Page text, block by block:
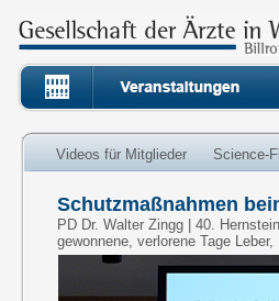
Videos für Mitglieder Science-
Schutzmaßnahmen
PD Dr. Walter Zingg | 40.
gewonnene, verlorene Tage